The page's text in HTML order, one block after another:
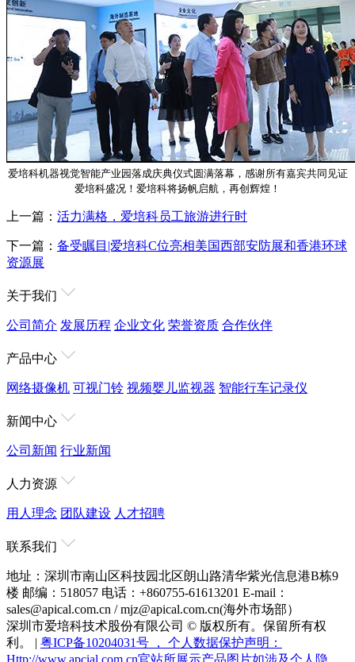
爱培科机器视觉智能产业园落成庆典仪式圆满落幕，感谢所有嘉宾共同见证
爱培科盛况！爱培科将扬帆启航，再创辉煌！
上一篇： 活力满格，爱培科员工旅游进行时
下一篇： 备受瞩目|爱培科C位亮相美国西部安防展和香港环球
资源展
关于我们
公司简介 发展历程 企业文化 荣誉资质 合作伙伴
产品中心
网络摄像机 可视门铃 视频婴儿监视器 智能行车记录仪
新闻中心
公司新闻 行业新闻
人力资源
用人理念 团队建设 人才招聘
联系我们
地址：深圳市南山区科技园北区朗山路清华紫光信息港B栋9
楼 邮编：518057 电话：+860755-61613201 E-mail：
sales@apical.com.cn / mjz@apical.com.cn(海外市场部）
深圳市爱培科技术股份有限公司 © 版权所有。保留所有权
利。 | 粤ICP备10204031号 ， 个人数据保护声明：
Http://www.apcial.com.cn官站所展示产品图片如涉及个人隐